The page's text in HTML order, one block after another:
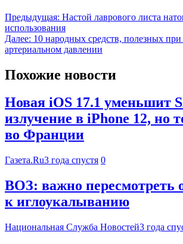
Предыдущая: Настой лаврового листа
использования
Далее: 10 народных средств, полезных
артериальном давлении
Похожие новости
Новая iOS 17.1 уменьшит
излучение в iPhone 12, но
во Франции
Газета.Ru3 года спустя 0
ВОЗ: важно пересмотреть
к иглоукалыванию
Национальная Служба Новостей3 года